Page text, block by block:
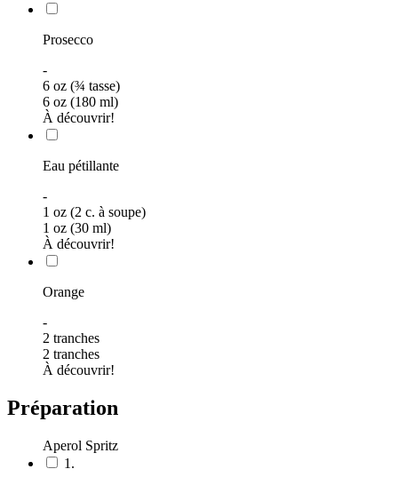
Prosecco
-
6 oz (¾ tasse)
6 oz (180 ml)
À découvrir!
Eau pétillante
-
1 oz (2 c. à soupe)
1 oz (30 ml)
À découvrir!
Orange
-
2 tranches
2 tranches
À découvrir!
Préparation
Aperol Spritz
1.